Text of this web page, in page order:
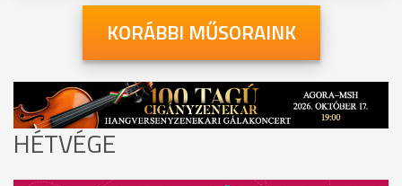
KORÁBBI MŰSORAINK
HÉTVÉGE